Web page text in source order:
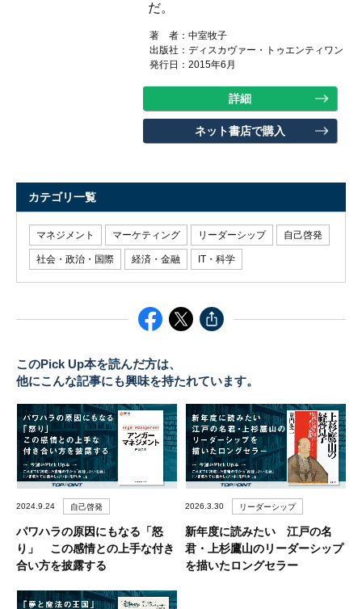
だ。
著 者： 中室牧子
出版社： ディスカヴァー・トゥエンティワン
発行日：2015年6月
詳細
ネット書店で購入
カテゴリ一覧
マネジメント マーケティング リーダーシップ 自己啓発
社会・政治・国際 経済・金融 IT・科学
このPick Up本を読んだ方は、
他にこんな記事にも興味を持たれています。
2024.9.24 自己啓発
パワハラの原因にもなる「怒
り」 この感情との上手な付き
合い方を披露する
2026.3.30 リーダーシップ
新年度に読みたい 江戸の名
君・上杉鷹山のリーダーシップ
を描いたロングセラー